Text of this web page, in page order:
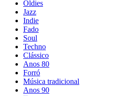
Oldies
Jazz
Indie
Fado
Soul
Techno
Clássico
Anos 80
Forró
Música tradicional
Anos 90